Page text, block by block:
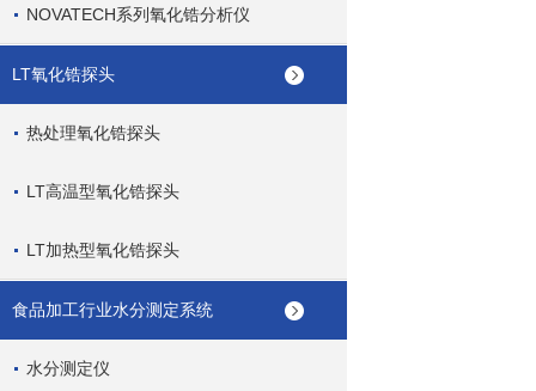
NOVATECH系列氧化锆分析仪
LT氧化锆探头
热处理氧化锆探头
LT高温型氧化锆探头
LT加热型氧化锆探头
食品加工行业水分测定系统
水分测定仪